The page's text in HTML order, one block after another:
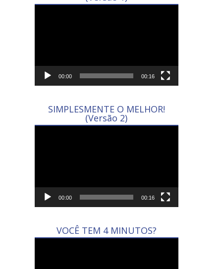
00:00 00:16
SIMPLESMENTE O MELHOR!
(Versão 2)
00:00 00:16
VOCÊ TEM 4 MINUTOS?